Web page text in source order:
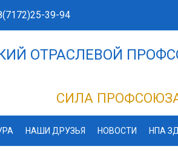
39-94
ОТРАСЛЕВОЙ
СИЛА
НАШИ ДРУЗЬЯ НОВОСТИ НПА